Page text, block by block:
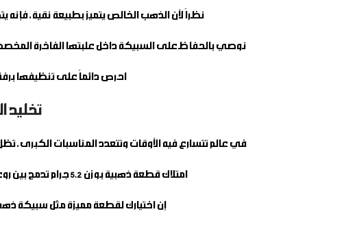
نظراً لأن الذهب الخالص يتميز بطبيعة نقية،
نوصي بالحفاظ على السبيكة داخل علبتها الفاخرة
احرص دائماً على تنظيفها
تخليد
في عالم تتسارع فيه الأوقات وتتعدد المناسبات الكبرى،
امتلاك قطعة ذهبية بوزن 5.2 جرام تدمج بين روعة التصميم القلبي وميزة كتابة الأسماء يجعلها خياراً فريداً يجمع بين المشاعر الصادقة والادخار الذكي.
إن اختيارك لقطعة مميزة مثلسبيكة